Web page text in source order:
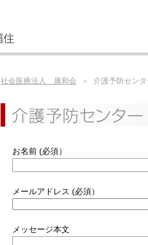
社会医療法人 康和会 ＞ 介護予防センタ
お名前 (必須）
メールアドレス (必須）
メッセージ本文